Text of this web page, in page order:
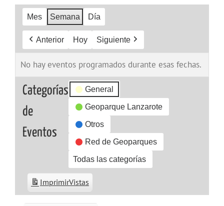
Mes Semana Día
Anterior Hoy Siguiente
No hay eventos programados durante esas fechas.
Categorías
de
Eventos
General
Geoparque Lanzarote
Otros
Red de Geoparques
Todas las categorías
ImprimirVistas